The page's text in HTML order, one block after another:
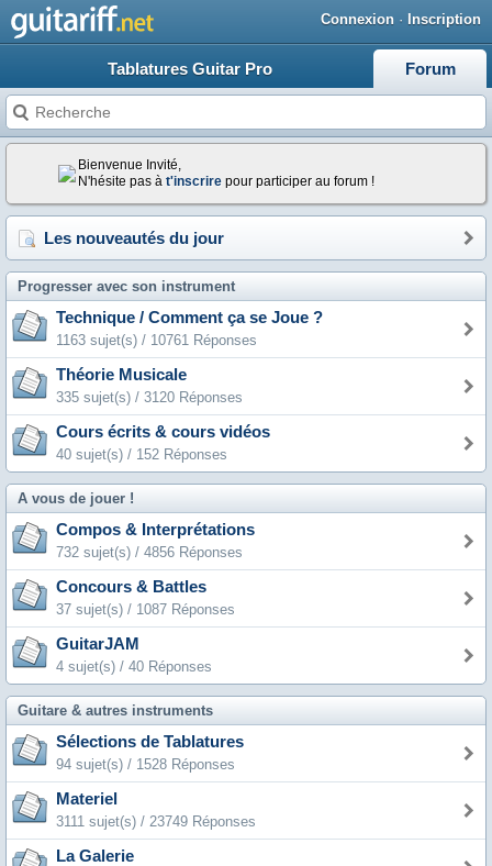
Connexion · Inscription
Tablatures Guitar Pro Forum
Bienvenue Invité,
N'hésite pas à t'inscrire pour participer au forum !
Les nouveautés du jour
Progresser avec son instrument
Technique / Comment ça se Joue ?
1163 sujet(s) / 10761 Réponses
Théorie Musicale
335 sujet(s) / 3120 Réponses
Cours écrits & cours vidéos
40 sujet(s) / 152 Réponses
A vous de jouer !
Compos & Interprétations
732 sujet(s) / 4856 Réponses
Concours & Battles
37 sujet(s) / 1087 Réponses
GuitarJAM
4 sujet(s) / 40 Réponses
Guitare & autres instruments
Sélections de Tablatures
94 sujet(s) / 1528 Réponses
Materiel
3111 sujet(s) / 23749 Réponses
La Galerie